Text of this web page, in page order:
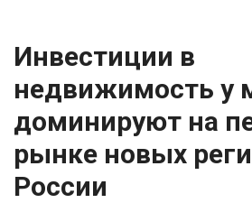
Инвестиции в
недвижимость у
доминируют на
рынке новых
России